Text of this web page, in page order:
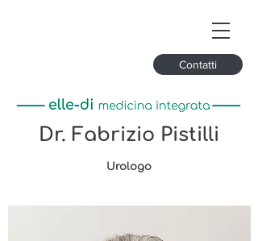
Contatti
Dr. Fabrizio Pistilli
Urologo